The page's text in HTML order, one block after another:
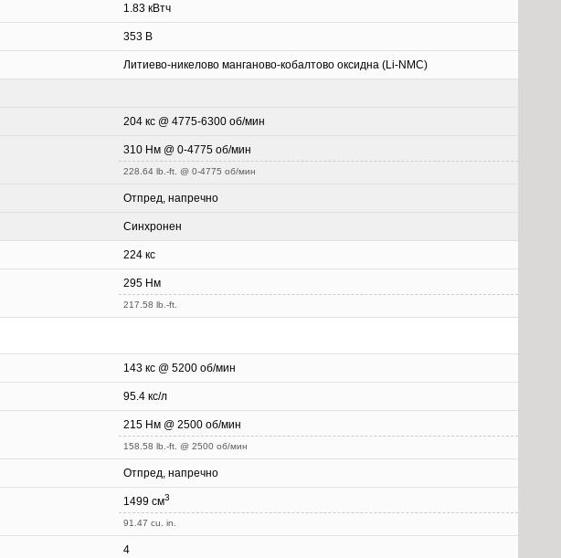
1.83 кВтч
353 В
Литиево-никелово манганово-кобалтово оксидна (Li-NMC)
204 кс @ 4775-6300 об/мин
310 Нм @ 0-4775 об/мин
228.64 lb.-ft. @ 0-4775 об/мин
Отпред, напречно
Синхронен
224 кс
295 Нм
217.58 lb.-ft.
143 кс @ 5200 об/мин
95.4 кс/л
215 Нм @ 2500 об/мин
158.58 lb.-ft. @ 2500 об/мин
Отпред, напречно
1499 см3
91.47 cu. in.
4